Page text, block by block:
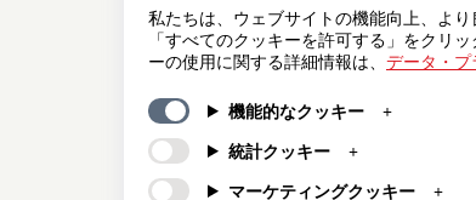
私たちは、ウェブサイトの機能向上、よ
「すべてのクッキーを許可する」をクリ
ーの使用に関する詳細情報は、 データ・プ
機能的なクッキー
統計クッキー
マーケティングクッキー
資料
利用規約
抽選規約
法的情報
個人情報保護
方針
クッキーポリ
ス
iFに
連絡